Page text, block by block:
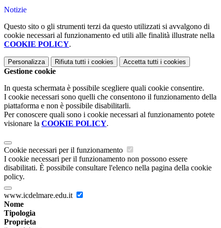
Notizie
Questo sito o gli strumenti terzi da questo utilizzati si avvalgono di
cookie necessari al funzionamento ed utili alle finalità illustrate nella
COOKIE POLICY.
Personalizza Rifiuta tutti i cookies Accetta tutti i cookies
Gestione cookie
In questa schermata è possibile scegliere quali cookie consentire.
I cookie necessari sono quelli che consentono il funzionamento della
piattaforma e non è possibile disabilitarli.
Per conoscere quali sono i cookie necessari al funzionamento potete
visionare la COOKIE POLICY.
Cookie necessari per il funzionamento
I cookie necessari per il funzionamento non possono essere
disabilitati. È possibile consultare l'elenco nella pagina della cookie
policy.
www.icdelmare.edu.it
Nome
Tipologia
Proprieta